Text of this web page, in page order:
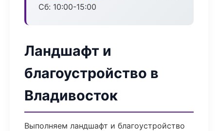
Сб: 10:00-15:00
Ландшафт и
благоустройство в
Владивосток
Выполняем ландшафт и благоустройство